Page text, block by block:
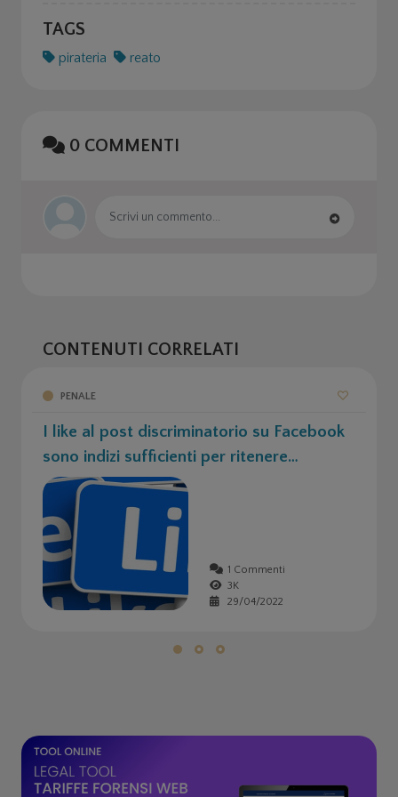
TAGS
pirateria reato
0 COMMENTI
CONTENUTI CORRELATI
PENALE
I like al post discriminatorio su Facebook
sono indizi sufficienti per ritenere
sussistente il reato di istigazione all’odio
razziale
1 Commenti
3K
29/04/2022